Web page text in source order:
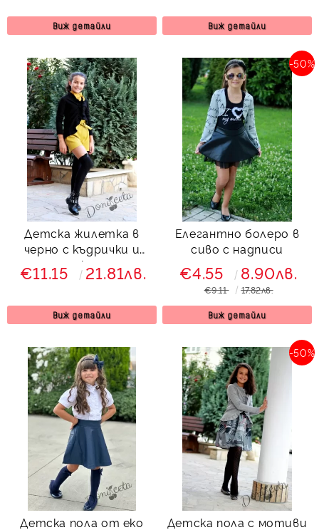
Виж детайли Виж детайли
Детска жилетка в
черно с къдрички и
едно копче
€11.15 21.81лв.
Виж детайли
Елегантно болеро в
сиво с надписи
-50%
€4.55 8.90лв.
€9.11 17.82лв.
Виж детайли
Детска пола от еко Детска пола с мотиви
-50%